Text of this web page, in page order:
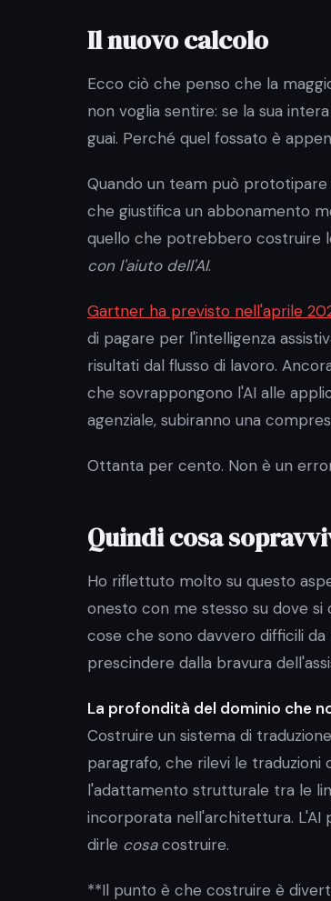
Il nuovo calcolo
Ecco ciò che penso che la
non voglia sentire: se la sua
guai. Perché quel fossato è
Quando un team può
che giustifica un abbonamento
quello che potrebbero costruire
con l'aiuto dell'AI.
Gartner ha previsto nell'aprile
di pagare per l'intelligenza
risultati dal flusso di lavoro.
che sovrappongono l'AI alle
agenziale, subiranno una
Ottanta per cento. Non è un
Quindi cosa
Ho riflettuto molto su questo
onesto con me stesso su dove
cose che sono davvero difficili
prescindere dalla bravura
La profondità del dominio che
Costruire un sistema di
paragrafo, che rilevi le
l'adattamento strutturale tra le
incorporata nell'architettura. L'AI
dirle cosacostruire.
**Il punto è che costruire è